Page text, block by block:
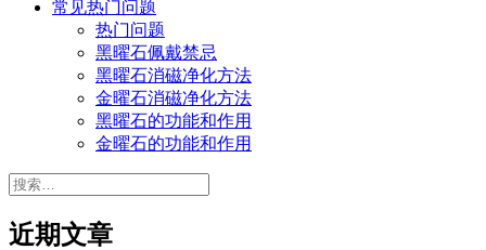
常见热门问题
热门问题
黑曜石佩戴禁忌
黑曜石消磁净化方法
金曜石消磁净化方法
黑曜石的功能和作用
金曜石的功能和作用
搜
近期文章